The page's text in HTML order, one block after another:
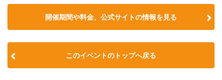
開催期間や料金、公式サイトの情報を見る
このイベントのトップへ戻る